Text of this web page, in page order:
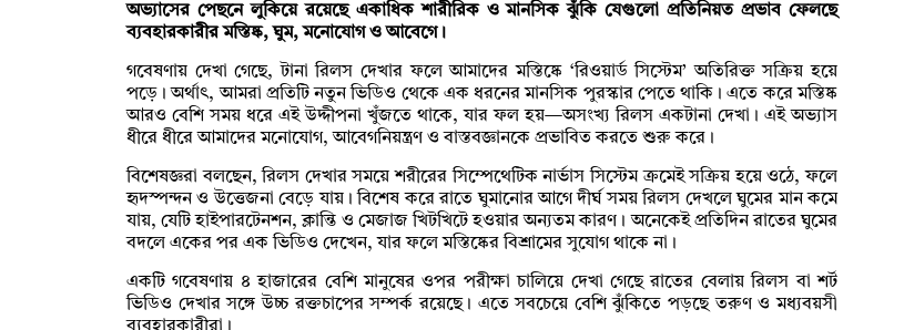
অভ্যাসের পেছনে লুকিয়ে রয়েছে একাধিক শারীরিক ও মানসিক ঝুঁকি যেগুলো প্রতিনিয়ত প্রভাব ফেলছে
ব্যবহারকারীর মস্তিষ্ক, ঘুম, মনোযোগ ও আবেগে।
গবেষণায় দেখা গেছে, টানা রিলস দেখার ফলে আমাদের মস্তিষ্কে ‘রিওয়ার্ড সিস্টেম’ অতিরিক্ত সক্রিয় হয়ে
পড়ে। অর্থাৎ, আমরা প্রতিটি নতুন ভিডিও থেকে এক ধরনের মানসিক পুরস্কার পেতে থাকি। এতে করে মস্তিষ্ক
আরও বেশি সময় ধরে এই উদ্দীপনা খুঁজতে থাকে, যার ফল হয়—অসংখ্য রিলস একটানা দেখা। এই অভ্যাস
ধীরে ধীরে আমাদের মনোযোগ, আবেগনিয়ন্ত্রণ ও বাস্তবজ্ঞানকে প্রভাবিত করতে শুরু করে।
বিশেষজ্ঞরা বলছেন, রিলস দেখার সময়ে শরীরের সিম্পেথেটিক নার্ভাস সিস্টেম ক্রমেই সক্রিয় হয়ে ওঠে, ফলে
হৃদস্পন্দন ও উত্তেজনা বেড়ে যায়। বিশেষ করে রাতে ঘুমানোর আগে দীর্ঘ সময় রিলস দেখলে ঘুমের মান কমে
যায়, যেটি হাইপারটেনশন, ক্লান্তি ও মেজাজ খিটখিটে হওয়ার অন্যতম কারণ। অনেকেই প্রতিদিন রাতের ঘুমের
বদলে একের পর এক ভিডিও দেখেন, যার ফলে মস্তিষ্কের বিশ্রামের সুযোগ থাকে না।
একটি গবেষণায় ৪ হাজারের বেশি মানুষের ওপর পরীক্ষা চালিয়ে দেখা গেছে রাতের বেলায় রিলস বা শর্ট
ভিডিও দেখার সঙ্গে উচ্চ রক্তচাপের সম্পর্ক রয়েছে। এতে সবচেয়ে বেশি ঝুঁকিতে পড়ছে তরুণ ও মধ্যবয়সী